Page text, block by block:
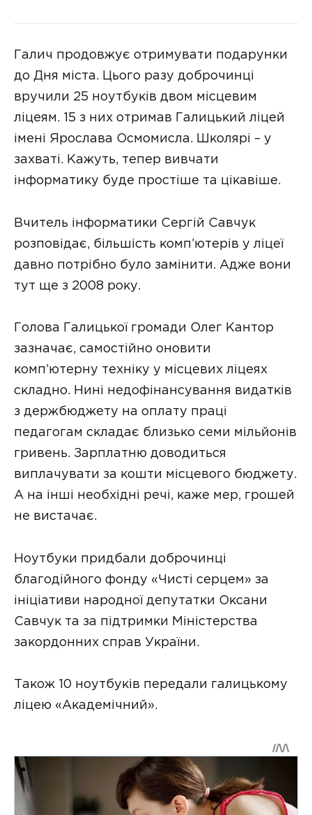
Галич продовжує отримувати подарунки
до Дня міста. Цього разу доброчинці
вручили 25 ноутбуків двом місцевим
ліцеям. 15 з них отримав Галицький ліцей
імені Ярослава Осмомисла. Школярі – у
захваті. Кажуть, тепер вивчати
інформатику буде простіше та цікавіше.
Вчитель інформатики Сергій Савчук
розповідає, більшість комп’ютерів у ліцеї
давно потрібно було замінити. Адже вони
тут ще з 2008 року.
Голова Галицької громади Олег Кантор
зазначає, самостійно оновити
комп’ютерну техніку у місцевих ліцеях
складно. Нині недофінансування видатків
з держбюджету на оплату праці
педагогам складає близько семи мільйонів
гривень. Зарплатню доводиться
виплачувати за кошти місцевого бюджету.
А на інші необхідні речі, каже мер, грошей
не вистачає.
Ноутбуки придбали доброчинці
благодійного фонду «Чисті серцем» за
ініціативи народної депутатки Оксани
Савчук та за підтримки Міністерства
закордонних справ України.
Також 10 ноутбуків передали галицькому
ліцею «Академічний».